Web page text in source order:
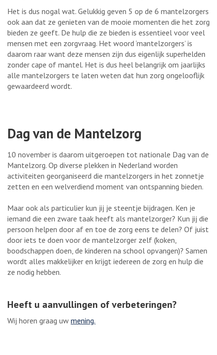
Het is dus nogal wat. Gelukkig geven 5 op de 6 mantelzorgers
ook aan dat ze genieten van de mooie momenten die het zorg
bieden ze geeft. De hulp die ze bieden is essentieel voor veel
mensen met een zorgvraag. Het woord ‘mantelzorgers’ is
daarom raar want deze mensen zijn dus eigenlijk superhelden
zonder cape of mantel. Het is dus heel belangrijk om jaarlijks
alle mantelzorgers te laten weten dat hun zorg ongelooflijk
gewaardeerd wordt.
Dag van de Mantelzorg
10 november is daarom uitgeroepen tot nationale Dag van de
Mantelzorg. Op diverse plekken in Nederland worden
activiteiten georganiseerd die mantelzorgers in het zonnetje
zetten en een welverdiend moment van ontspanning bieden.
Maar ook als particulier kun jij je steentje bijdragen. Ken je
iemand die een zware taak heeft als mantelzorger? Kun jij die
persoon helpen door af en toe de zorg eens te delen? Of juist
door iets te doen voor de mantelzorger zelf (koken,
boodschappen doen, de kinderen na school opvangen)? Samen
wordt alles makkelijker en krijgt iedereen de zorg en hulp die
ze nodig hebben.
Heeft u aanvullingen of verbeteringen?
Wij horen graag uw mening.